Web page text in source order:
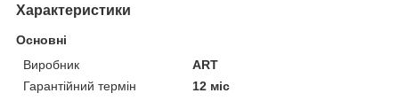
Характеристики
Основні
Виробник
ART
Гарантійний термін
12 міс